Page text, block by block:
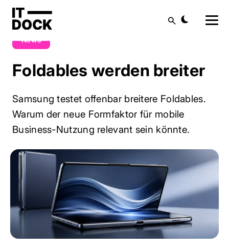
News Foldables werden breiter
News
Foldables werden breiter
Samsung testet offenbar breitere Foldables.
Warum der neue Formfaktor für mobile
Business-Nutzung relevant sein könnte.